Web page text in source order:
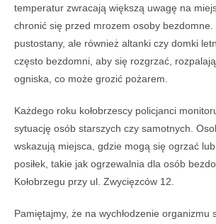
temperatur zwracają większą uwagę na
chronić się przed mrozem osoby
pustostany, ale również altanki czy domki
często bezdomni, aby się rozgrzać,
ogniska, co może grozić pożarem.
Każdego roku kołobrzescy policjanci
sytuację osób starszych czy samotnych.
wskazują miejsca, gdzie mogą się ogrzać lub
posiłek, takie jak ogrzewalnia dla osób
Kołobrzegu przy ul. Zwycięzców 12.
Pamiętajmy, że na wychłodzenie organizmu